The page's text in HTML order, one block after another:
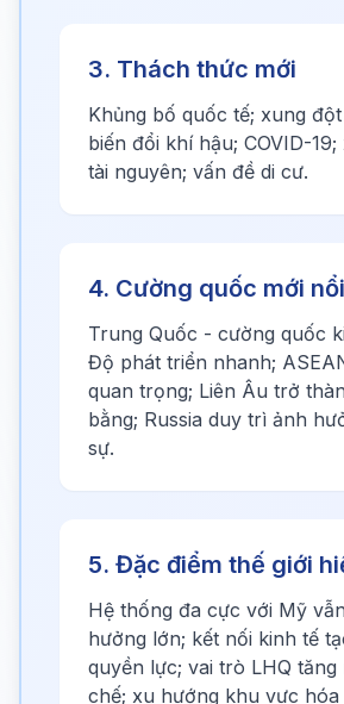
3. Thách thức mới
Khủng bố quốc tế; xung
biến đổi khí hậu; COVID-
tài nguyên; vấn đề di cư.
4. Cường quốc mới
Trung Quốc - cường quốc
Độ phát triển nhanh;
quan trọng; Liên Âu trở
bằng; Russia duy trì ảnh
sự.
5. Đặc điểm thế giới
Hệ thống đa cực với Mỹ
hưởng lớn; kết nối kinh tế
quyền lực; vai trò LHQ tăng
chế; xu hướng khu vực hóa